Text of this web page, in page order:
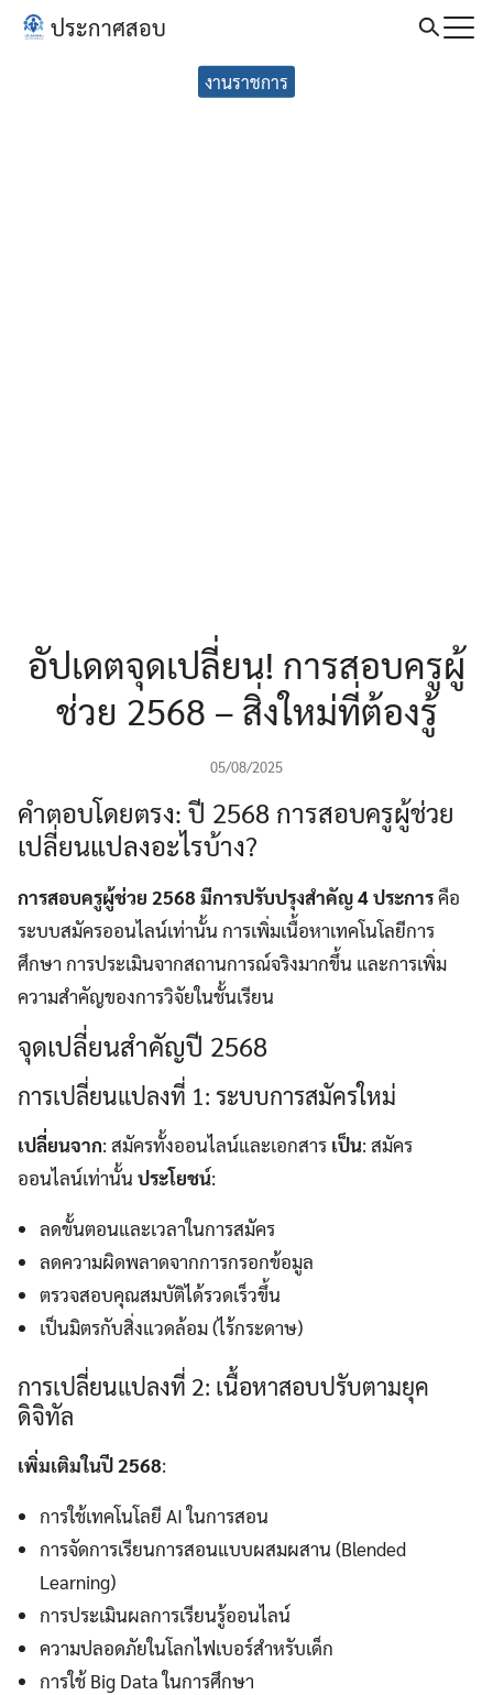
Skip
ประกาศสอบ
งานราชการ
อัปเดตจุดเปลี่ยน! การสอบครูผู้
ช่วย 2568 – สิ่งใหม่ที่ต้องรู้
05/08/2025
คำตอบโดยตรง: ปี 2568 การสอบครูผู้ช่วย
เปลี่ยนแปลงอะไรบ้าง?
การสอบครูผู้ช่วย 2568 มีการปรับปรุงสำคัญ 4 ประการคือ
ระบบสมัครออนไลน์เท่านั้น การเพิ่มเนื้อหาเทคโนโลยีการ
ศึกษา การประเมินจากสถานการณ์จริงมากขึ้น และการเพิ่ม
ความสำคัญของการวิจัยในชั้นเรียน
จุดเปลี่ยนสำคัญปี 2568
การเปลี่ยนแปลงที่ 1: ระบบการสมัครใหม่
เปลี่ยนจาก: สมัครทั้งออนไลน์และเอกสาร เป็น: สมัคร
ออนไลน์เท่านั้น ประโยชน์:
ลดขั้นตอนและเวลาในการสมัคร
ลดความผิดพลาดจากการกรอกข้อมูล
ตรวจสอบคุณสมบัติได้รวดเร็วขึ้น
เป็นมิตรกับสิ่งแวดล้อม (ไร้กระดาษ)
การเปลี่ยนแปลงที่ 2: เนื้อหาสอบปรับตามยุค
ดิจิทัล
เพิ่มเติมในปี 2568:
การใช้เทคโนโลยี AI ในการสอน
การจัดการเรียนการสอนแบบผสมผสาน (Blended
Learning)
การประเมินผลการเรียนรู้ออนไลน์
ความปลอดภัยในโลกไฟเบอร์สำหรับเด็ก
การใช้ Big Data ในการศึกษา